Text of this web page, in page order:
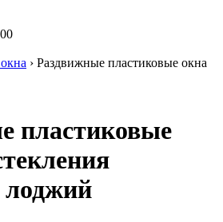
› Раздвижные пластиковые окна
пластиковые
лоджий